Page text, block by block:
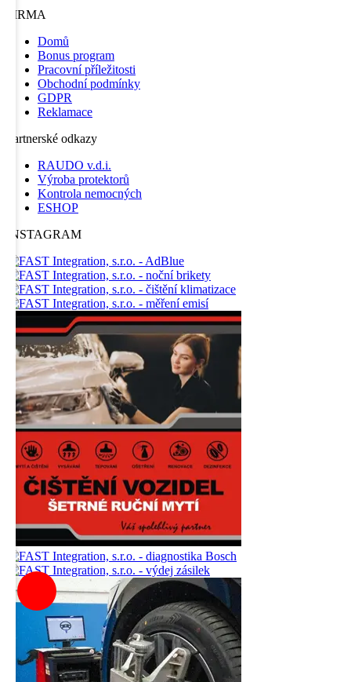
FIRMA
Domů
Bonus program
Pracovní příležitosti
Obchodní podmínky
GDPR
Reklamace
Partnerské odkazy
RAUDO v.d.i.
Výroba protektorů
Kontrola nemocných
ESHOP
INSTAGRAM